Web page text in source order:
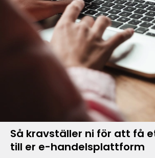
Så kravställer ni för att få
till er e-handelsplattform